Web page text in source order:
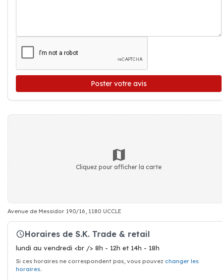
Poster votre avis
Cliquez pour afficher la carte
Avenue de Messidor 190/16, 1180 UCCLE
Horaires de S.K. Trade & retail
lundi au vendredi <br /> 8h - 12h et 14h - 18h
Si ces horaires ne correspondent pas, vous pouvez changer les
horaires.